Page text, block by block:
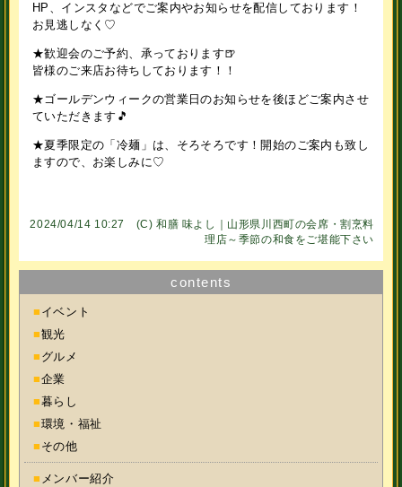
HP、インスタなどでご案内やお知らせを配信しております！
お見逃しなく♡
★歓迎会のご予約、承っております🍺
皆様のご来店お待ちしております！！
★ゴールデンウィークの営業日のお知らせを後ほどご案内させ
ていただきます🎵
★夏季限定の「冷麺」は、そろそろです！開始のご案内も致し
ますので、お楽しみに♡
2024/04/14 10:27 (C) 和膳 味よし｜山形県川西町の会席・割烹料
理店～季節の和食をご堪能下さい
contents
■ イベント
■観光
■ グルメ
■企業
■暮らし
■環境・福祉
■ その他
■ メンバー紹介